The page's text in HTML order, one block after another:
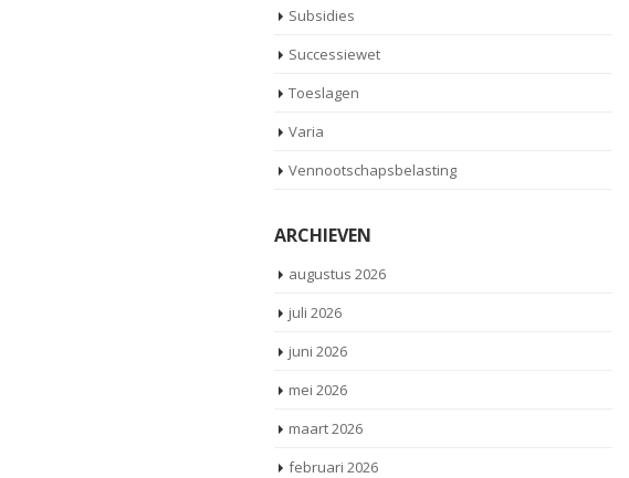
Subsidies
Successiewet
Toeslagen
Varia
Vennootschapsbelasting
ARCHIEVEN
augustus 2026
juli 2026
juni 2026
mei 2026
maart 2026
februari 2026